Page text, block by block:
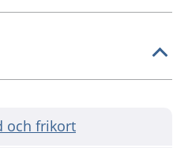
och frikort